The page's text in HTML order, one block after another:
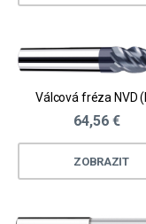
64,56 €
ZOBRAZIT